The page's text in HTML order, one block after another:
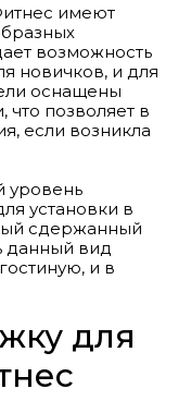
имеют
возможность
новичков, и для
оснащены
что позволяет в
если возникла
уровень
установки в
сдержанный
данный вид
и в
для